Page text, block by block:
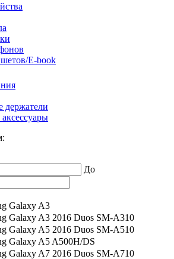
E-book
держатели
До
Galaxy A3
Galaxy A3 2016 Duos SM-A310
Galaxy A5 2016 Duos SM-A510
Galaxy A5 A500H/DS
Galaxy A7 2016 Duos SM-A710